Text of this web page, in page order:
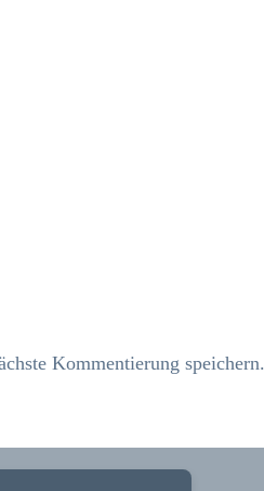
Kommentierung speichern.